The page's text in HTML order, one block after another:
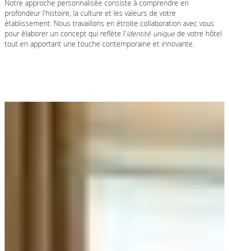
Notre approche personnalisée consiste à comprendre en
profondeur l'histoire, la culture et les valeurs de votre
établissement. Nous travaillons en étroite collaboration avec vous
pour élaborer un concept qui reflète l'identité uniquede votre hôtel
tout en apportant une touche contemporaine et innovante.